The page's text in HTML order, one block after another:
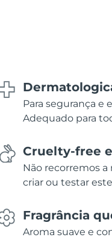
Para segurança e
Adequado para
Cruelty-free
Não recorremos
criar ou testar
Fragrância
Aroma suave e